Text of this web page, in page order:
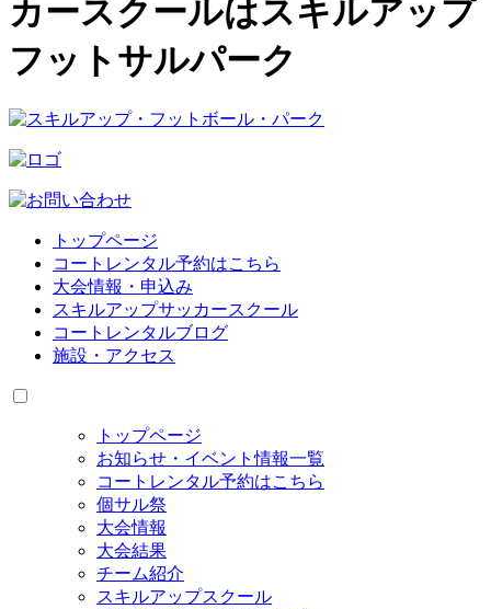
カースクールはスキルアップ
フットサルパーク
トップページ
コートレンタル予約はこちら
大会情報・申込み
スキルアップサッカースクール
コートレンタルブログ
施設・アクセス
トップページ
お知らせ・イベント情報一覧
コートレンタル予約はこちら
個サル祭
大会情報
大会結果
チーム紹介
スキルアップスクール